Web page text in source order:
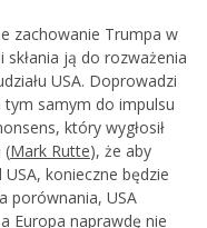
zachowanie Trumpa w
ją do rozważenia
USA. Doprowadzi
samym do impulsu
który wygłosił
(Mark Rutte), że aby
konieczne będzie
porównania, USA
Europa naprawdę nie